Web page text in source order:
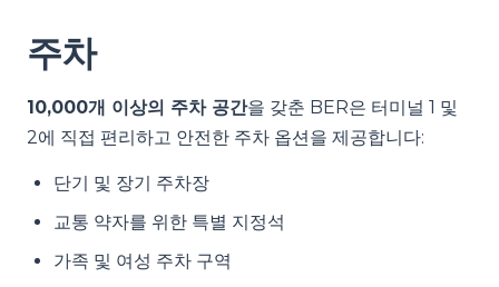
주차
10,000개 이상의 주차 공간을 갖춘 BER은 터미널 1 및
2에 직접 편리하고 안전한 주차 옵션을 제공합니다:
단기 및 장기 주차장
교통 약자를 위한 특별 지정석
가족 및 여성 주차 구역